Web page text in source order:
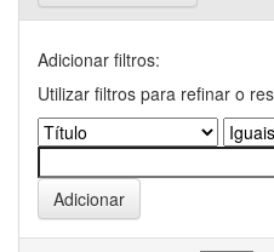
Adicionar filtros:
Utilizar filtros para refinar o